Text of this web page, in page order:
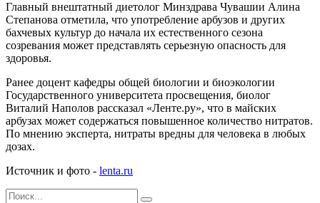
Главный внештатный диетолог Минздрава Чувашии Алина
Степанова отметила, что употребление арбузов и других
бахчевых культур до начала их естественного сезона
созревания может представлять серьезную опасность для
здоровья.
Ранее доцент кафедры общей биологии и биоэкологии
Государственного университета просвещения, биолог
Виталий Наполов рассказал «Ленте.ру», что в майских
арбузах может содержаться повышенное количество нитратов.
По мнению эксперта, нитраты вредны для человека в любых
дозах.
Источник и фото - lenta.ru